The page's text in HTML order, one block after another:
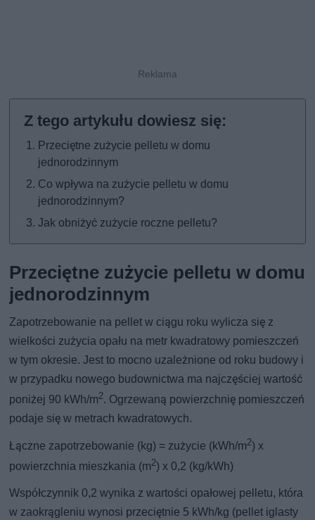
Przeciętne zużycie pelletu w domu
jednorodzinnym
Co wpływa na zużycie pelletu w domu
jednorodzinnym?
Jak obniżyć zużycie roczne pelletu?
Przeciętne zużycie pelletu w domu
jednorodzinnym
Zapotrzebowanie na pellet w ciągu roku wylicza się z
wielkości zużycia opału na metr kwadratowy pomieszczeń
w tym okresie. Jest to mocno uzależnione od roku budowy i
w przypadku nowego budownictwa ma najczęściej wartość
poniżej 90 kWh/m2. Ogrzewaną powierzchnię pomieszczeń
podaje się w metrach kwadratowych.
Łączne zapotrzebowanie (kg) = zużycie (kWh/m2) x
powierzchnia mieszkania (m2) x 0,2 (kg/kWh)
Współczynnik 0,2 wynika z wartości opałowej pelletu, która
w zaokrągleniu wynosi przeciętnie 5 kWh/kg (pellet iglasty